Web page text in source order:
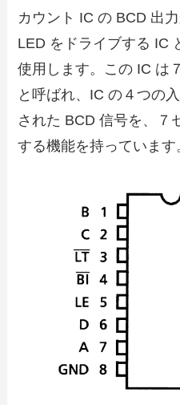
カウント IC の BCD 出
LED をドライブする IC
使用します。この IC は
と呼ばれ、IC の４つの
された BCD 信号を、７
する機能を持っています